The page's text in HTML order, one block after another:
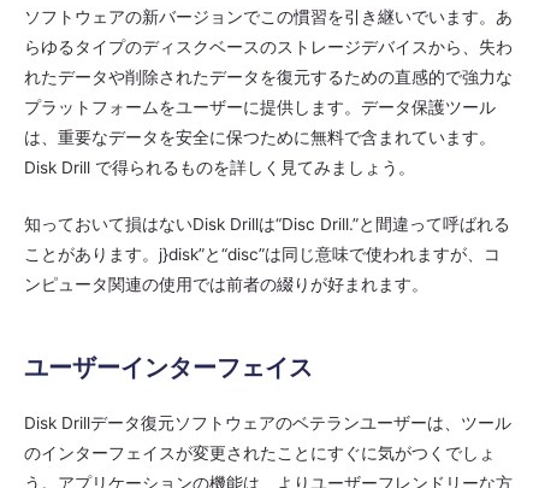
ソフトウェアの新バージョンでこの慣習を引き継いでいます。あ
らゆるタイプのディスクベースのストレージデバイスから、失わ
れたデータや削除されたデータを復元するための直感的で強力な
プラットフォームをユーザーに提供します。データ保護ツール
は、重要なデータを安全に保つために無料で含まれています。
Disk Drill で得られるものを詳しく見てみましょう。
知っておいて損はないDisk Drillは“Disc Drill.”と間違って呼ばれる
ことがあります。j}disk”と“disc”は同じ意味で使われますが、コ
ンピュータ関連の使用では前者の綴りが好まれます。
ユーザーインターフェイス
Disk Drillデータ復元ソフトウェアのベテランユーザーは、ツール
のインターフェイスが変更されたことにすぐに気がつくでしょ
う。アプリケーションの機能は、よりユーザーフレンドリーな方